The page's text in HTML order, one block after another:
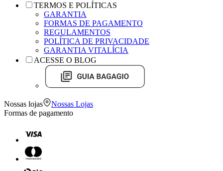
TERMOS E POLÍTICAS
GARANTIA
FORMAS DE PAGAMENTO
REGULAMENTOS
POLÍTICA DE PRIVACIDADE
GARANTIA VITALÍCIA
ACESSE O BLOG
Nossas lojas
Nossas Lojas
Formas de pagamento